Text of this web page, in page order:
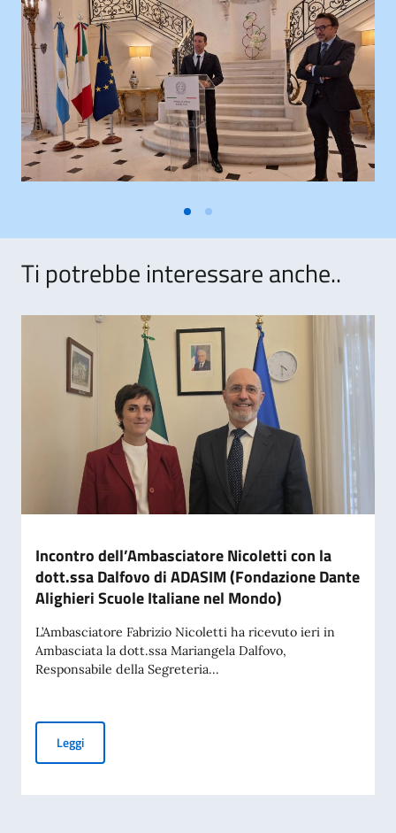
Ti potrebbe interessare anche..
Incontro dell’Ambasciatore Nicoletti con la
dott.ssa Dalfovo di ADASIM (Fondazione Dante
Alighieri Scuole Italiane nel Mondo)
L’Ambasciatore Fabrizio Nicoletti ha ricevuto ieri in
Ambasciata la dott.ssa Mariangela Dalfovo,
Responsabile della Segreteria...
LeggiIncontro dell’Ambasciatore Nicoletti con la dott.ssa